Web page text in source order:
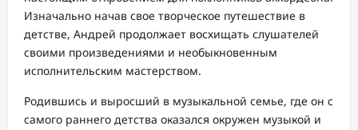
Изначально начав свое творческое путешествие в
детстве, Андрей продолжает восхищать слушателей
своими произведениями и необыкновенным
исполнительским мастерством.
Родившись и выросший в музыкальной семье, где он с
самого раннего детства оказался окружен музыкой и